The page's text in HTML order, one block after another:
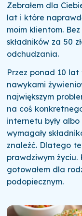
Zebrałem dla
lat i które
moim klientom.
składników za 50
odchudzania.
Przez ponad 10 lat
nawykami
największym
na coś
internetu były
wymagały
znaleźć. Dlatego
prawdziwym życiu.
gotowałem dla
podopiecznym.